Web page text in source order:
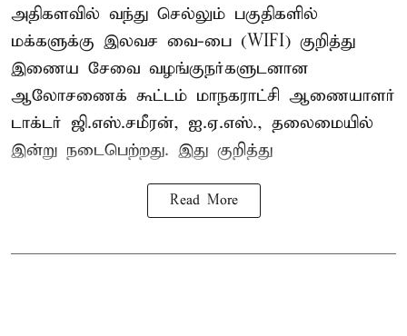
அதிகளவில் வந்து செல்லும் பகுதிகளில்
மக்களுக்கு இலவச வை-பை (WIFI) குறித்து
இணைய சேவை வழங்குநர்களுடனான
ஆலோசணைக் கூட்டம் மாநகராட்சி ஆணையாளர்
டாக்டர் ஜி.எஸ்.சமீரன், ஐ.ஏ.எஸ்., தலைமையில்
இன்று நடைபெற்றது. இது குறித்து
Read More